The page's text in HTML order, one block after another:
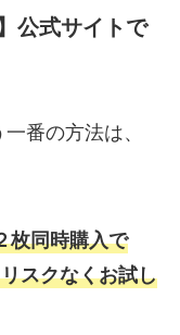
公式サイトで
番の方法は、
枚同時購入で
リスクなくお試し